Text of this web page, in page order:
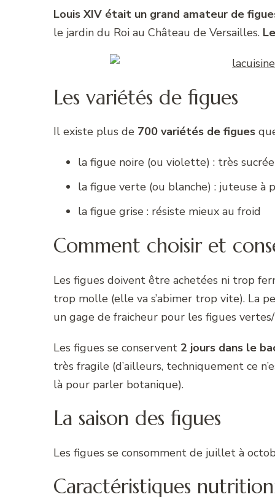
Louis XIV était un grand amateur de
le jardin du Roi au Château de Versailles.
Les variétés de figues
Il existe plus de 700 variétés de figues
la figue noire (ou violette) : très sucrée
la figue verte (ou blanche) : juteuse à
la figue grise : résiste mieux au froid
Comment choisir et
Les figues doivent être achetées ni trop
trop molle (elle va s’abimer trop vite). La
un gage de fraicheur pour les figues
Les figues se conservent 2 jours dans le
très fragile (d’ailleurs, techniquement ce
là pour parler botanique).
La saison des figues
Les figues se consomment de juillet à
Caractéristiques